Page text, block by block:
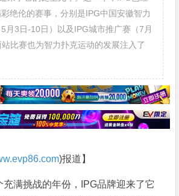
绝伦的赛事，分别是IPG中国安徽智力
月3日-10日）以及IPG城市推广赛（7月
比赛也为智力扑克运动的发展注入了
)报道】
充满挑战的年份，IPG品牌迎来了它